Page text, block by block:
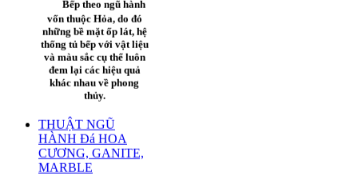
VÀ MARBLE
Bếp theo ngũ hành
vốn thuộc Hỏa, do đó
những bề mặt ốp lát, hệ
thống tủ bếp với vật liệu
và màu sắc cụ thể luôn
khác nhau về phong
thủy.
THUẬT NGŨ
HÀNH Đá HOA
tâm huyết, Khách sạn
Thanh Bình đã tạo
dựng được uy tín,
thương hiệu và chất
lượng phục vụ cho
khách hàng về
thương hiệu Khách
Sạn Thanh Bình. Đến
nay hệ thống Khách
sạn Thanh Bình gồm
có bốn Khách sạn với
trên 300 phòng ngủ,
trang thiết bị cao